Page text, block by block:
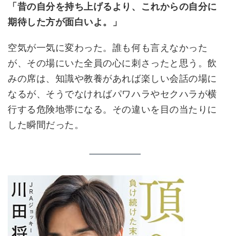
「昔の自分を持ち上げるより、これからの自分に
期待した方が面白いよ。」
空気が一気に変わった。誰も何も言えなかった
が、その場にいた全員の心に刺さったと思う。飲
みの席は、知識や教養があれば楽しい会話の場に
なるが、そうでなければパワハラやセクハラが横
行する危険地帯になる。その違いを目の当たりに
した瞬間だった。